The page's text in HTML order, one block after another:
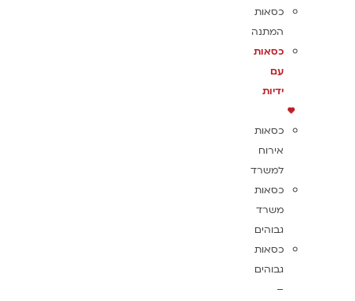
כסאות
המתנה
כסאות
עם
ידיות
כסאות
אירוח
למשרד
כסאות
משרד
גבוהים
כסאות
גבוהים
–